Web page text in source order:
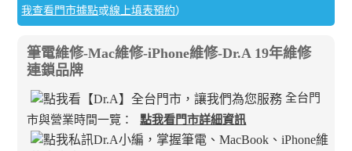
我查看門市據點或線上填表預約）
筆電維修-Mac維修-iPhone維修-Dr.A 19年維修
連鎖品牌
全台門
市與營業時間一覽：
點我看門市詳細資訊